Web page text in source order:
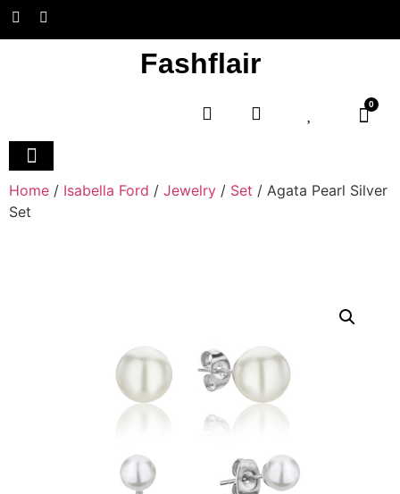
Fashflair
0
Home / Isabella Ford / Jewelry / Set / Agata Pearl Silver
Set